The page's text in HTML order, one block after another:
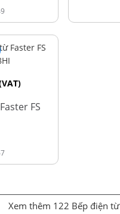
FS
Xem thêm 122 Bếp điện từ